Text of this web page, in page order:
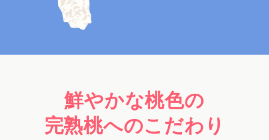
鮮やかな桃色の
完熟桃へのこだわり